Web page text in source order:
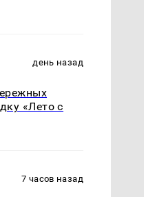
день назад
«Лето с
7 часов назад